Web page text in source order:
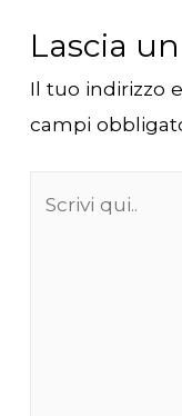
Lascia
Il tuo indirizzo
campi